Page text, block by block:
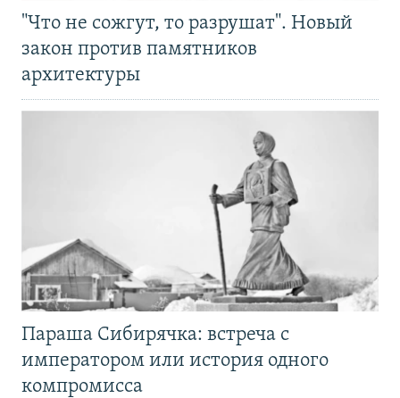
"Что не сожгут, то разрушат". Новый
закон против памятников
архитектуры
Параша Сибирячка: встреча с
императором или история одного
компромисса